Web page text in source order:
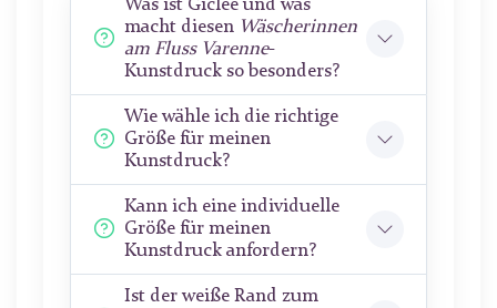
Was ist Giclée und was
macht diesen Wäscherinnen
am Fluss Varenne-
Kunstdruck so besonders?
Wie wähle ich die richtige
Größe für meinen
Kunstdruck?
Kann ich eine individuelle
Größe für meinen
Kunstdruck anfordern?
Ist der weiße Rand zum